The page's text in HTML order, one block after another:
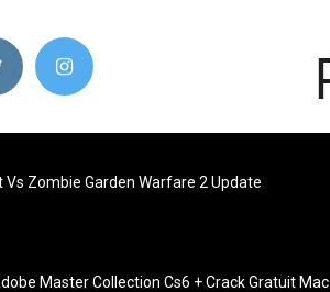
Vs Zombie Garden Warfare 2 Update
Master Collection Cs6 + Crack Gratuit Mac